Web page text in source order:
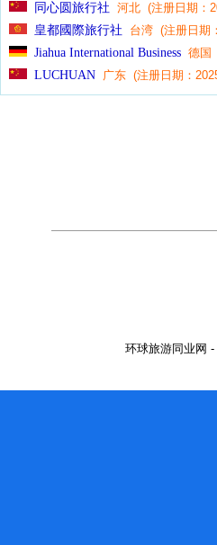
同心圆旅行社 河北 (注册日期：
皇都國際旅行社 台湾 (注册日期
Jiahua International Business 德国
LUCHUAN 广东 (注册日期：
环球旅游同业